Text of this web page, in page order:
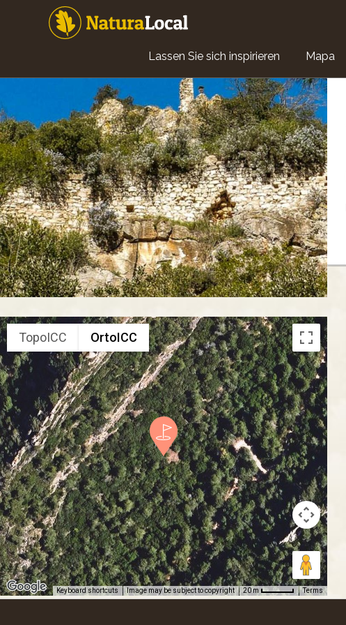
Main
navigation
Lassen Sie sich inspirieren Mapa
TopoICC OrtoICC
Keyboard shortcuts Image may be subject to copyright 20 m Terms